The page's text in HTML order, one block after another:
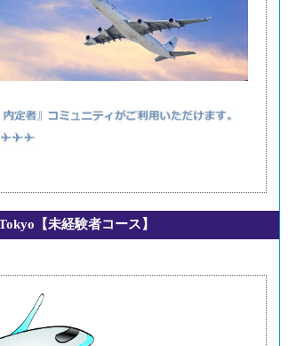
【未経験者コース】